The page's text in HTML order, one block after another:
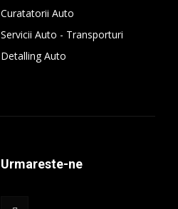
Curatatorii Auto
Servicii Auto - Transporturi
Detalling Auto
Urmareste-ne